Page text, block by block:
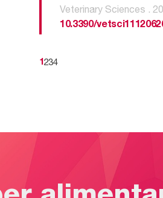
Veterinary Sciences .
10.3390/
1 234